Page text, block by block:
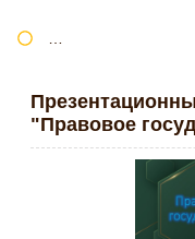
"Правовое